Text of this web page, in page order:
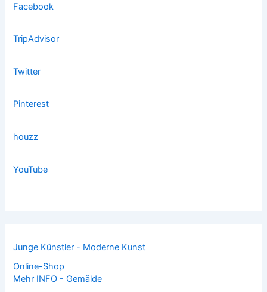
Facebook
TripAdvisor
Twitter
Pinterest
houzz
YouTube
Junge Künstler - Moderne Kunst
Online-Shop
Mehr INFO - Gemälde